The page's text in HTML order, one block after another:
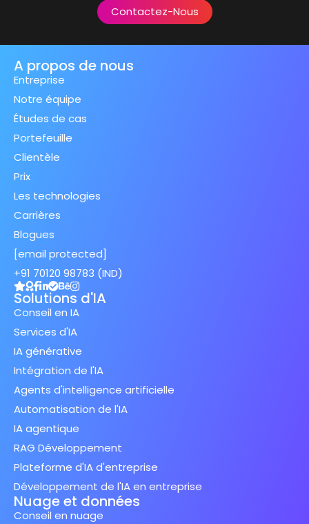
Contactez-Nous
A propos de nous
Entreprise
Notre équipe
Études de cas
Portefeuille
Clientèle
Prix
Les technologies
Carrières
Blogues
[email protected]
+91 70120 98783 (IND)
Solutions d'IA
Conseil en IA
Services d'IA
IA générative
Intégration de l'IA
Agents d'intelligence artificielle
Automatisation de l'IA
IA agentique
RAG Développement
Plateforme d'IA d'entreprise
Développement de l'IA en entreprise
Nuage et données
Conseil en nuage